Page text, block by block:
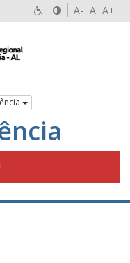
A- A A+